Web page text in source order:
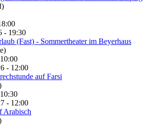
- 19:30
(Fast) - Sommertheater im Beyerhaus
- 12:00
auf Farsi
- 12:00
Arabisch